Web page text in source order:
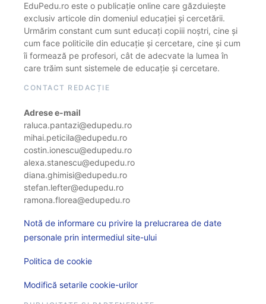
EduPedu.ro este o publicație online care găzduiește
exclusiv articole din domeniul educației și cercetării.
Urmărim constant cum sunt educați copiii noștri, cine și
cum face politicile din educație și cercetare, cine și cum
îi formează pe profesori, cât de adecvate la lumea în
care trăim sunt sistemele de educație și cercetare.
CONTACT REDACȚIE
Adrese e-mail
raluca.pantazi@edupedu.ro
mihai.peticila@edupedu.ro
costin.ionescu@edupedu.ro
alexa.stanescu@edupedu.ro
diana.ghimisi@edupedu.ro
stefan.lefter@edupedu.ro
ramona.florea@edupedu.ro
Notă de informare cu privire la prelucrarea de date
personale prin intermediul site-ului
Politica de cookie
Modifică setarile cookie-urilor